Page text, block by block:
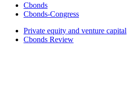
Cbonds
Cbonds-Congress
Private equity and venture capital
Cbonds Review